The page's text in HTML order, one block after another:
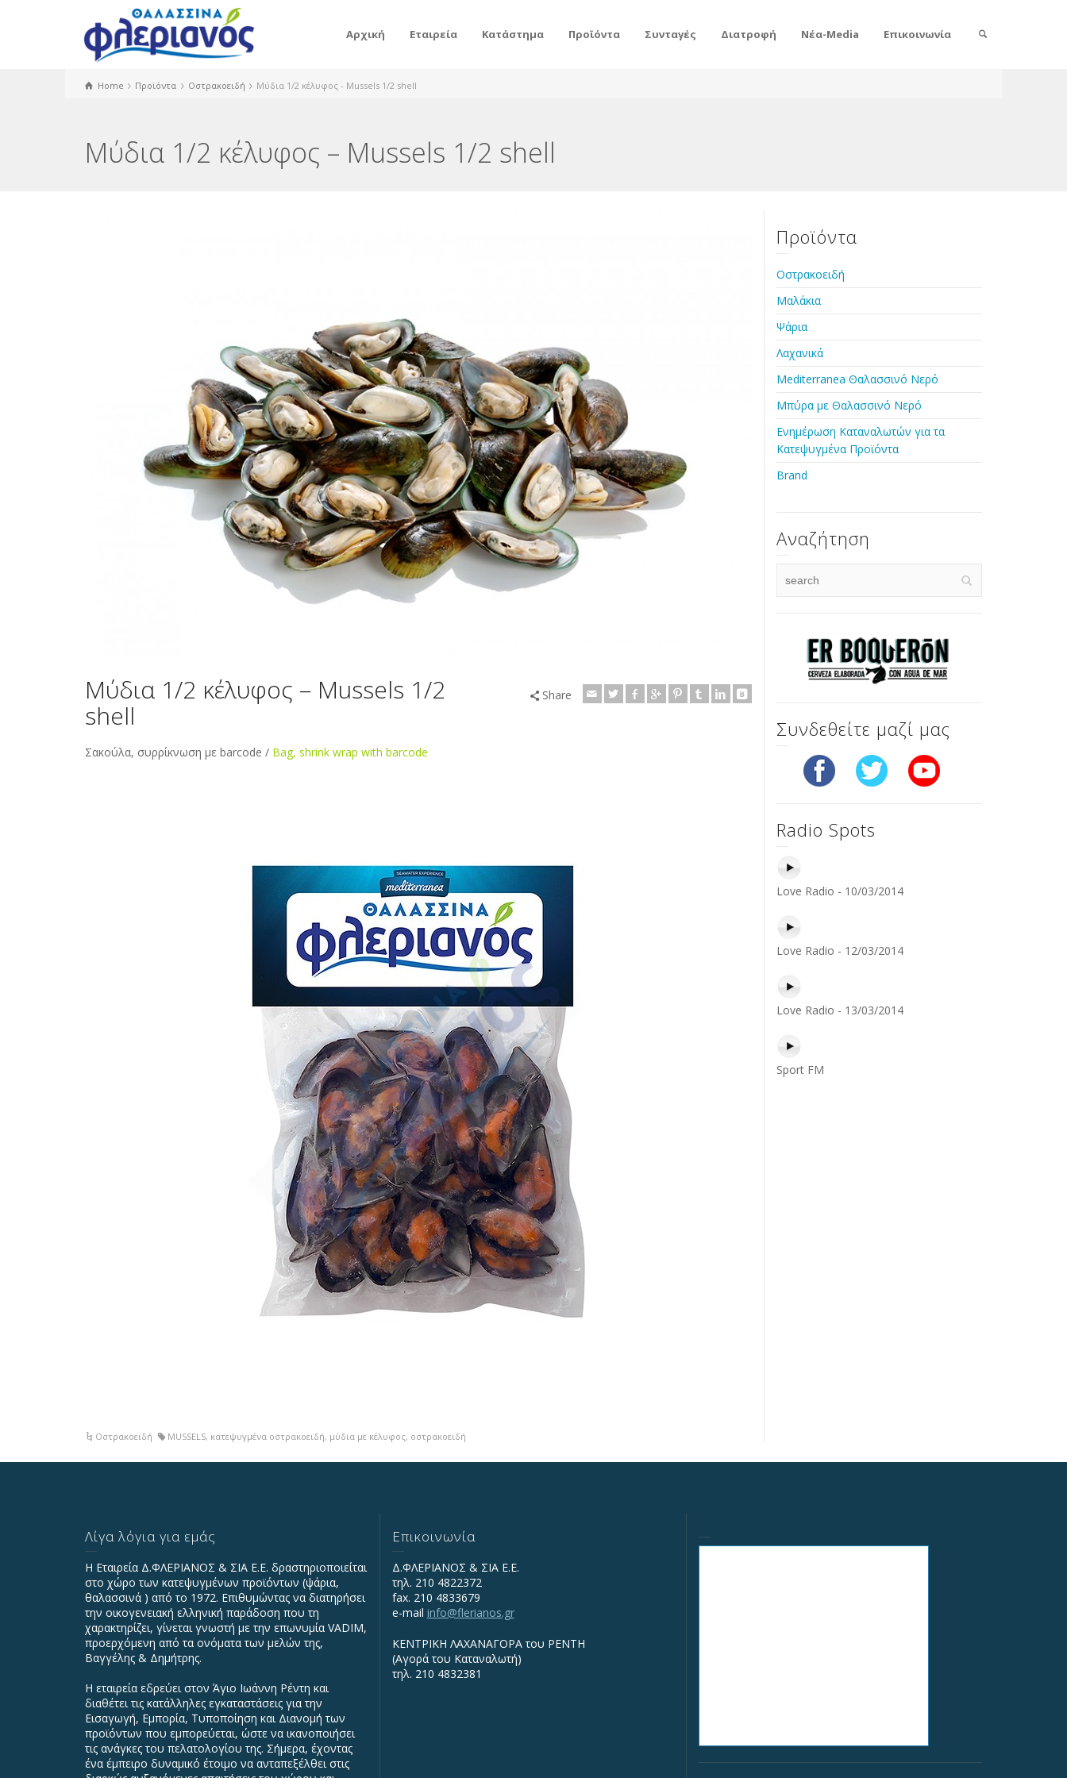
Αρχική Εταιρεία Κατάστημα Προϊόντα Συνταγές Διατροφή Νέα-Media Επικοινωνία
Home Προϊόντα Οστρακοειδή Μύδια 1/2 κέλυφος - Mussels 1/2 shell
Μύδια 1/2 κέλυφος – Mussels 1/2 shell
Μύδια 1/2 κέλυφος – Mussels 1/2
shell
Share
Σακούλα, συρρίκνωση με barcode / Bag, shrink wrap with barcode
Οστρακοειδή MUSSELS, κατεψυγμένα οστρακοειδή, μύδια με κέλυφος, οστρακοειδή
Προϊόντα
Οστρακοειδή
Μαλάκια
Ψάρια
Λαχανικά
Mediterranea Θαλασσινό Νερό
Μπύρα με Θαλασσινό Νερό
Ενημέρωση Καταναλωτών για τα
Κατεψυγμένα Προϊόντα
Brand
Αναζήτηση
Συνδεθείτε μαζί μας
Radio Spots
Love Radio - 10/03/2014
Love Radio - 12/03/2014
Love Radio - 13/03/2014
Sport FM
Λίγα λόγια για εμάς
Η Εταιρεία Δ.ΦΛΕΡΙΑΝΟΣ & ΣΙΑ Ε.Ε. δραστηριοποιείται
στο χώρο των κατεψυγμένων προϊόντων (ψάρια,
θαλασσινά ) από το 1972. Επιθυμώντας να διατηρήσει
την οικογενειακή ελληνική παράδοση που τη
χαρακτηρίζει, γίνεται γνωστή με την επωνυμία VADIΜ,
προερχόμενη από τα ονόματα των μελών της,
Βαγγέλης & Δημήτρης.
Η εταιρεία εδρεύει στον Άγιο Ιωάννη Ρέντη και
διαθέτει τις κατάλληλες εγκαταστάσεις για την
Εισαγωγή, Εμπορία, Τυποποίηση και Διανομή των
προϊόντων που εμπορεύεται, ώστε να ικανοποιήσει
τις ανάγκες του πελατολογίου της. Σήμερα, έχοντας
ένα έμπειρο δυναμικό έτοιμο να ανταπεξέλθει στις
Επικοινωνία
Δ.ΦΛΕΡΙΑΝΟΣ & ΣΙΑ Ε.Ε.
τηλ. 210 4822372
fax. 210 4833679
e-mail info@flerianos.gr
ΚΕΝΤΡΙΚΗ ΛΑΧΑΝΑΓΟΡΑ του ΡΕΝΤΗ
(Αγορά του Καταναλωτή)
τηλ. 210 4832381